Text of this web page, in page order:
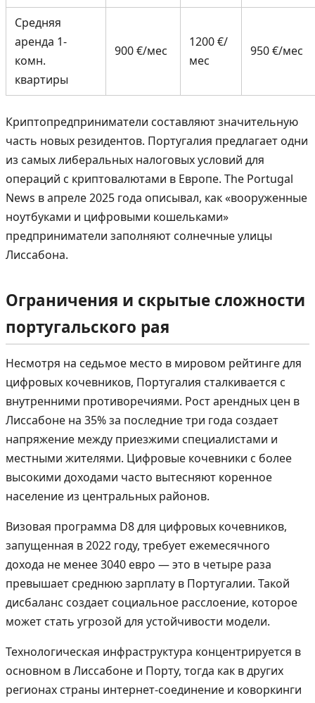
Средняя
аренда 1-
комн.
квартиры
900 €/мес
1200 €/
мес
950 €/мес
Криптопредприниматели составляют значительную
часть новых резидентов. Португалия предлагает одни
из самых либеральных налоговых условий для
операций с криптовалютами в Европе. The Portugal
News в апреле 2025 года описывал, как «вооруженные
ноутбуками и цифровыми кошельками»
предприниматели заполняют солнечные улицы
Лиссабона.
Ограничения и скрытые сложности
португальского рая
Несмотря на седьмое место в мировом рейтинге для
цифровых кочевников, Португалия сталкивается с
внутренними противоречиями. Рост арендных цен в
Лиссабоне на 35% за последние три года создает
напряжение между приезжими специалистами и
местными жителями. Цифровые кочевники с более
высокими доходами часто вытесняют коренное
население из центральных районов.
Визовая программа D8 для цифровых кочевников,
запущенная в 2022 году, требует ежемесячного
дохода не менее 3040 евро — это в четыре раза
превышает среднюю зарплату в Португалии. Такой
дисбаланс создает социальное расслоение, которое
может стать угрозой для устойчивости модели.
Технологическая инфраструктура концентрируется в
основном в Лиссабоне и Порту, тогда как в других
регионах страны интернет-соединение и коворкинги